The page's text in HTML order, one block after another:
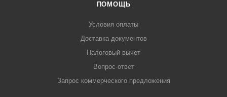
ПОМОЩЬ
Условия оплаты
Доставка документов
Налоговый вычет
Вопрос-ответ
Запрос коммерческого предложения